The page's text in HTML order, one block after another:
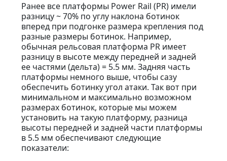
Ранее все платформы Power Rail (PR) имели
разницу ~ 70% по углу наклона ботинок
вперед при подгонке размера крепления под
разные размеры ботинок. Например,
обычная рельсовая платформа PR имеет
разницу в высоте между передней и задней
ее частями (дельта) = 5.5 мм. Задняя часть
платформы немного выше, чтобы сазу
обеспечить ботинку угол атаки. Так вот при
минимальном и максимально возможном
размерах ботинок, которые мы можем
установить на такую платформу, разница
высоты передней и задней части платформы
в 5.5 мм обеспечивают следующие
показатели: